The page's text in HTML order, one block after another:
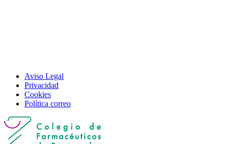
Aviso Legal
Privacidad
Cookies
Política correo